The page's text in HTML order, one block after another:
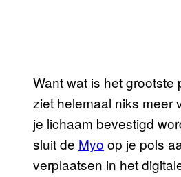
Want wat is het
ziet helemaal niks meer
je lichaam bevestigd
sluit de Myo op je pols
verplaatsen in het